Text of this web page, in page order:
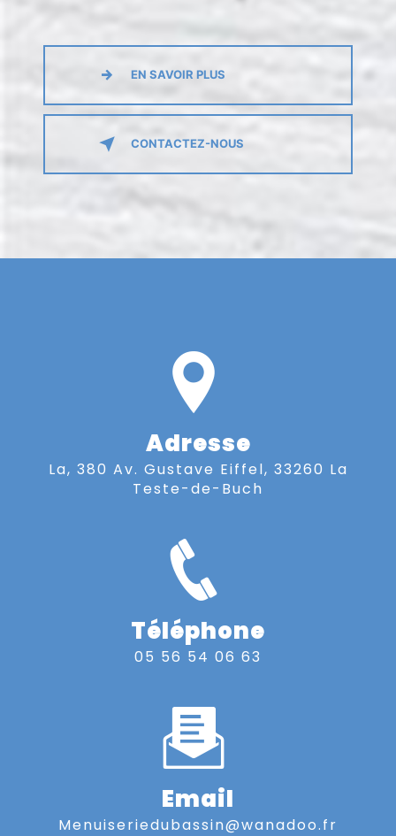
EN SAVOIR PLUS
CONTACTEZ-NOUS
Adresse
La, 380 Av. Gustave Eiffel, 33260 La
Teste-de-Buch
Téléphone
05 56 54 06 63
Email
menuiseriedubassin@wanadoo.fr